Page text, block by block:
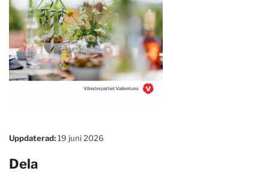
Uppdaterad:19 juni 2026
Dela